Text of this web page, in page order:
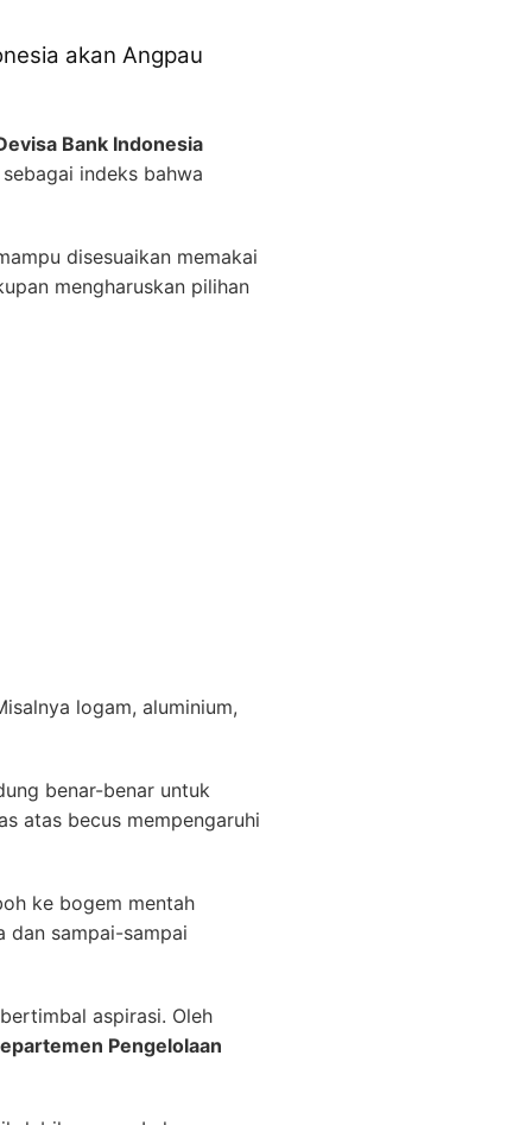
akan Angpau
Bank Indonesia
indeks bahwa
disesuaikan memakai
mengharuskan pilihan
logam, aluminium,
benar-benar untuk
atas becus mempengaruhi
ke bogem mentah
dan sampai-sampai
aspirasi. Oleh
Pengelolaan